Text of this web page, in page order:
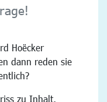
Hoëcker
dann reden sie
zu Inhalt,